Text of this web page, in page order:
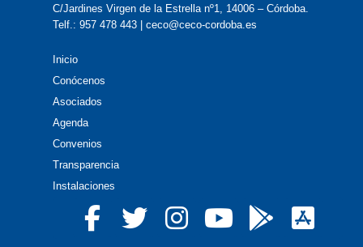
C/Jardines Virgen de la Estrella nº1, 14006 – Córdoba.
Telf.: 957 478 443 | ceco@ceco-cordoba.es
Inicio
Conócenos
Asociados
Agenda
Convenios
Transparencia
Instalaciones